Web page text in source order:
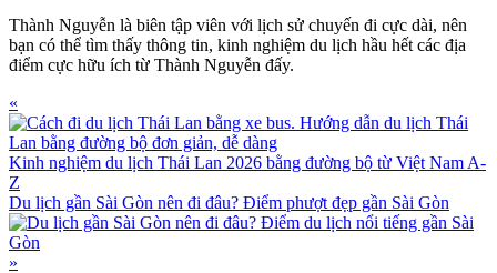
Thành Nguyễn là biên tập viên với lịch sử chuyến đi cực dài, nên
bạn có thể tìm thấy thông tin, kinh nghiệm du lịch hầu hết các địa
điểm cực hữu ích từ Thành Nguyễn đấy.
Previous
Post:
«
Kinh nghiệm du lịch Thái Lan 2026 bằng đường bộ từ Việt Nam A-
Z
Next
Post:
Du lịch gần Sài Gòn nên đi đâu? Điểm phượt đẹp gần Sài Gòn
»